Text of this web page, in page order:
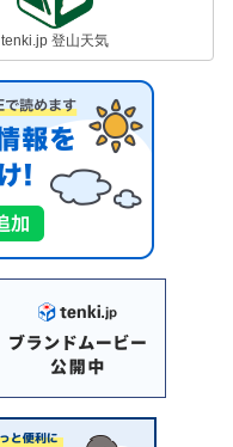
tenki.jp 登山天気